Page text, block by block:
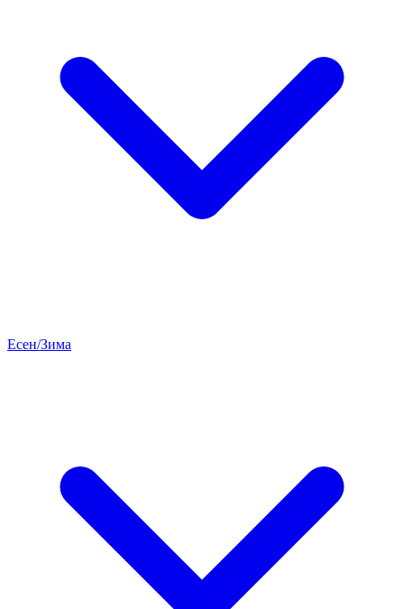
Есен/Зима